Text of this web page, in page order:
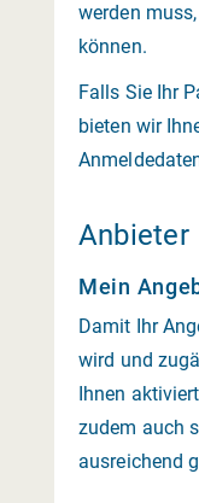
werden
können.
Falls Sie Ihr
bieten wir
Anbieter
Mein
Damit Ihr
wird und
Ihnen
zudem auch
ausreichend